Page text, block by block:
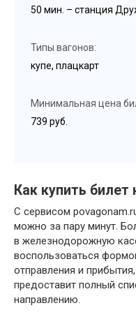
50 мин. – станция
Типы вагонов:
купе, плацкарт
Минимальная цена
739 руб.
Как купить билет
С сервисом
можно за пару минут.
в железнодорожную
воспользоваться
отправления и
предоставит полный
направлению.